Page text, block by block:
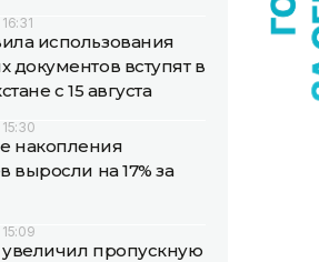
использования
документов вступят в
с 15 августа
накопления
выросли на 17% за
пропускную